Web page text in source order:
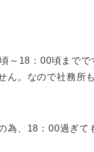
～18：00頃まで
ん。なので社務所
為、18：00過ぎて